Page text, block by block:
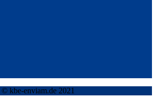
© kbe-enviam.de 2021